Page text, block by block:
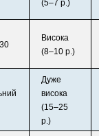
(5–7 р.)
Висока
(8–10 р.)
Дуже
висока
(15–25
р.)